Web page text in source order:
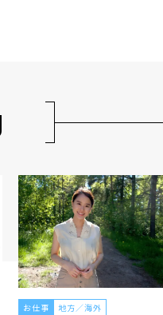
お仕事 地方／海外